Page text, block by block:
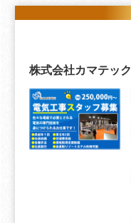
株式会社カマテック